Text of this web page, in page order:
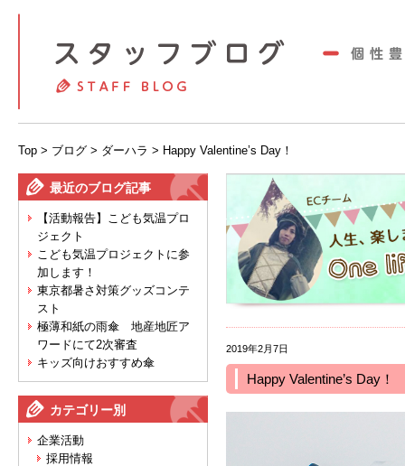
Top > ブログ > ダーハラ > Happy Valentine’s Day！
最近のブログ記事
【活動報告】こども気温プロ
ジェクト
こども気温プロジェクトに参
加します！
東京都暑さ対策グッズコンテ
スト
極薄和紙の雨傘 地産地匠ア
ワードにて2次審査
キッズ向けおすすめ傘
カテゴリー別
企業活動
採用情報
2019年2月7日
Happy Valentine’s Day！